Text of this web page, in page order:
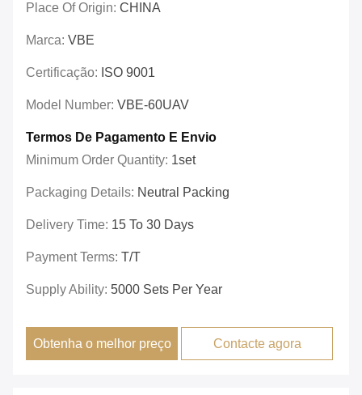
Place Of Origin: CHINA
Marca: VBE
Certificação: ISO 9001
Model Number: VBE-60UAV
Termos De Pagamento E Envio
Minimum Order Quantity: 1set
Packaging Details: Neutral Packing
Delivery Time: 15 To 30 Days
Payment Terms: T/T
Supply Ability: 5000 Sets Per Year
Obtenha o melhor preço Contacte agora